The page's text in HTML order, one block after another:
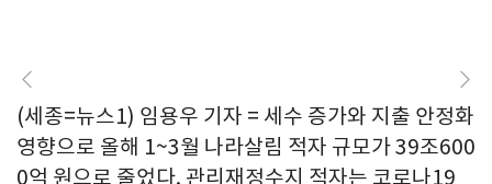
(세종=뉴스1) 임용우 기자 = 세수 증가와 지출 안정화
영향으로 올해 1~3월 나라살림 적자 규모가 39조600
0억 원으로 줄었다. 관리재정수지 적자는 코로나19